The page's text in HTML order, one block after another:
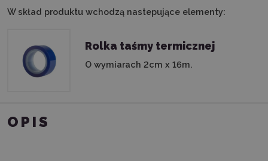
W skład produktu wchodzą nastepujące elementy:
Rolka taśmy termicznej
O wymiarach 2cm x 16m.
OPIS